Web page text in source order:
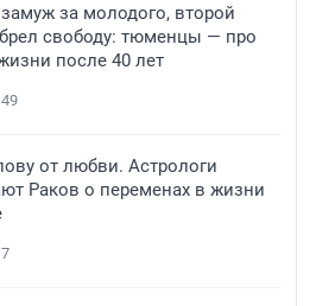
за молодого, второй
свободу: тюменцы — про
после 40 лет
49
от любви. Астрологи
Раков о переменах в жизни
7